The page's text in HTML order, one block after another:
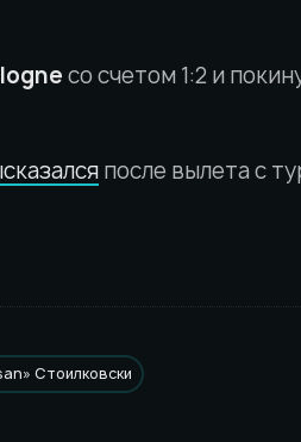
со счетом 1:2 и
после вылета с
Стоилковски